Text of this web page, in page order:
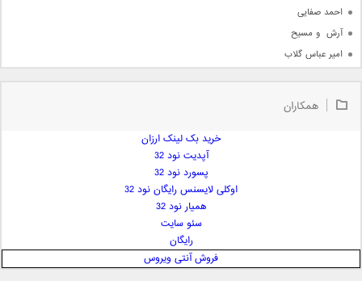
احمد صفایی
آرش  و مسیح
امیر عباس گلاب
امیر علی
ایمان غلامی
همکاران
خرید بک لینک ارزان
آپدیت نود 32
پسورد نود 32
اوکلی لایسنس رایگان نود 32
همیار نود 32
سئو سایت
رایگان
فروش آنتی ویروس